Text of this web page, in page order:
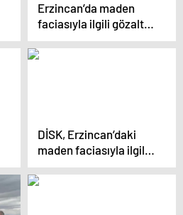
Erzincan’da maden
faciasıyla ilgili gözaltı
sayısı 9’a yükseldi
DİSK, Erzincan’daki
maden faciasıyla ilgili
basın açıklaması yaptı